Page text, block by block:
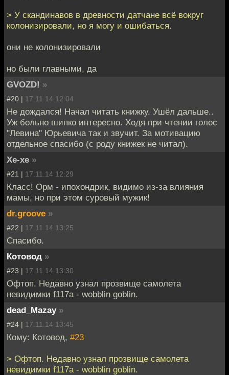
> У скандинавов в древности датчане всё вокруг
колонизировали, но я могу и ошибаться.
они не колонизировали
но были главными, да
GVOZD! »
#20 | 17.11.14 12:04
Не дождался! Начал читать книжку. Ушёл дальше..
Уж больно шипко интересно. Ходя при чтении голос
"Левина" Юрьевича так и звучит. За мотивацию
отдельное спасибо (с роду книжек не читал).
Хе-хе »
#21 | 17.11.14 12:29
Класс! Орм - ипохондрик, видимо из-за влияния
мамы, но при этом суровый мужик!
dr.groove »
#22 | 17.11.14 13:25
Спасибо.
Котовод »
#23 | 17.11.14 13:30
Офтоп. Недавно узнал прозвище самолета
невидимки f117a - wobblin goblin.
dead_Mazay »
#24 | 17.11.14 13:45
Кому: Котовод, #23
> Офтоп. Недавно узнал прозвище самолета
невидимки f117a - wobblin goblin.